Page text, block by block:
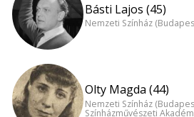
Básti Lajos (45)
Nemzeti Színház
Olty Magda (44)
Nemzeti Színház
Színházművészeti